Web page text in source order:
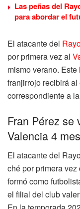
Las peñas del
para abordar el
El atacante del
por primera vez al
mismo verano.
franjirrojo recibirá
correspondiente a
Fran Pérez se
Valencia 4
El atacante del
ché por primera
formó como
el filial del club